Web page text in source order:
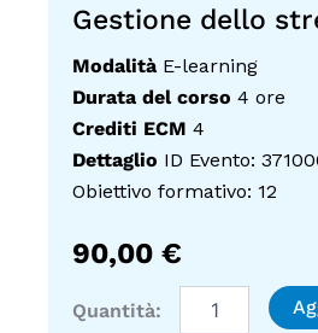
Gestione dello
Modalità E-learning
Durata del corso 4 ore
Crediti ECM 4
Dettaglio ID Evento:
Obiettivo formativo: 12
90,00 €
dello